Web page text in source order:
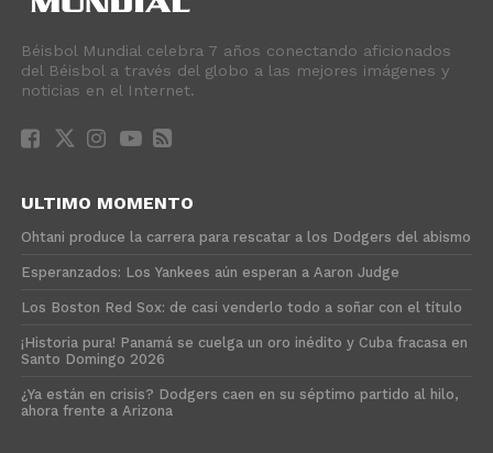
Béisbol Mundial celebra 7 años conectando aficionados
del Béisbol a través del globo a las mejores imágenes y
noticias en el Internet.
ULTIMO MOMENTO
Ohtani produce la carrera para rescatar a los Dodgers del abismo
Esperanzados: Los Yankees aún esperan a Aaron Judge
Los Boston Red Sox: de casi venderlo todo a soñar con el título
¡Historia pura! Panamá se cuelga un oro inédito y Cuba fracasa en
Santo Domingo 2026
¿Ya están en crisis? Dodgers caen en su séptimo partido al hilo,
ahora frente a Arizona